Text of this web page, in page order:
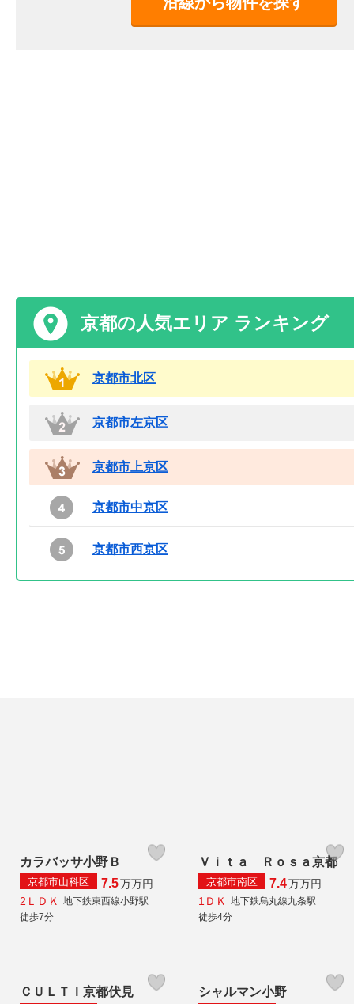
京都の人気エリア ランキング
京都市北区
京都市左京区
京都市上京区
京都市中京区
京都市西京区
カラバッサ小野Ｂ
京都市山科区 7.5万万円
2ＬＤＫ
地下鉄東西線小野駅
徒歩7分
Ｖｉｔａ Ｒｏｓａ京都
京都市南区 7.4万万円
1ＤＫ
地下鉄烏丸線九条駅
徒歩4分
ＣＵＬＴＩ京都伏見 シャルマン小野